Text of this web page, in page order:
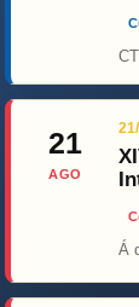
21
AGO
Á
Top Fight